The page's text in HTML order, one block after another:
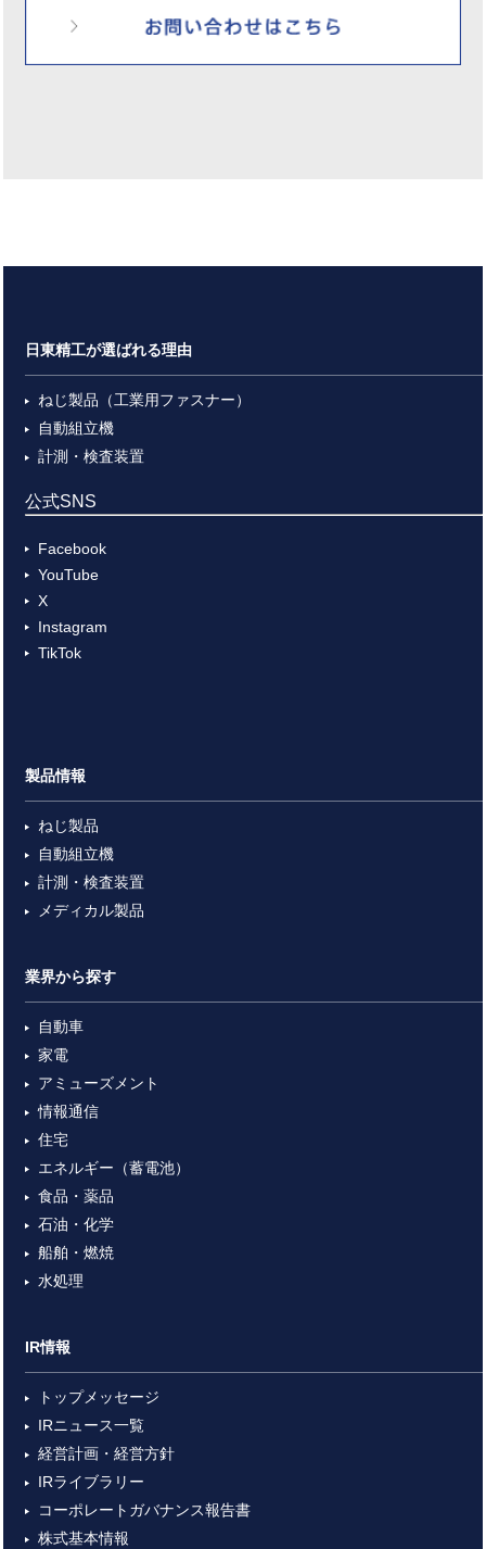
日東精工が選ばれる理由
ねじ製品（工業用ファスナー）
自動組立機
計測・検査装置
公式SNS
Facebook
YouTube
X
Instagram
TikTok
製品情報
ねじ製品
自動組立機
計測・検査装置
メディカル製品
業界から探す
自動車
家電
アミューズメント
情報通信
住宅
エネルギー（蓄電池）
食品・薬品
石油・化学
船舶・燃焼
水処理
IR情報
トップメッセージ
IRニュース一覧
経営計画・経営方針
IRライブラリー
コーポレートガバナンス報告書
株式基本情報